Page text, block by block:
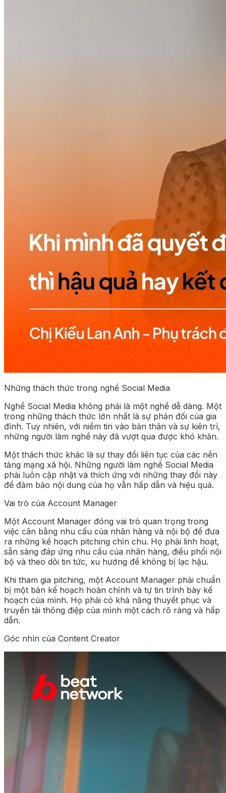
Những thách thức trong nghề Social Media
Nghề Social Media không phải là một nghề dễ dàng. Một
trong những thách thức lớn nhất là sự phản đối của gia
đình. Tuy nhiên, với niềm tin vào bản thân và sự kiên trì,
những người làm nghề này đã vượt qua được khó khăn.
Một thách thức khác là sự thay đổi liên tục của các nền
tảng mạng xã hội. Những người làm nghề Social Media
phải luôn cập nhật và thích ứng với những thay đổi này
để đảm bảo nội dung của họ vẫn hấp dẫn và hiệu quả.
Vai trò của Account Manager
Một Account Manager đóng vai trò quan trọng trong
việc cân bằng nhu cầu của nhãn hàng và nội bộ để đưa
ra những kế hoạch pitching chỉn chu. Họ phải linh hoạt,
sẵn sàng đáp ứng nhu cầu của nhãn hàng, điều phối nội
bộ và theo dõi tin tức, xu hướng để không bị lạc hậu.
Khi tham gia pitching, một Account Manager phải chuẩn
bị một bản kế hoạch hoàn chỉnh và tự tin trình bày kế
hoạch của mình. Họ phải có khả năng thuyết phục và
truyền tải thông điệp của mình một cách rõ ràng và hấp
dẫn.
Góc nhìn của Content Creator